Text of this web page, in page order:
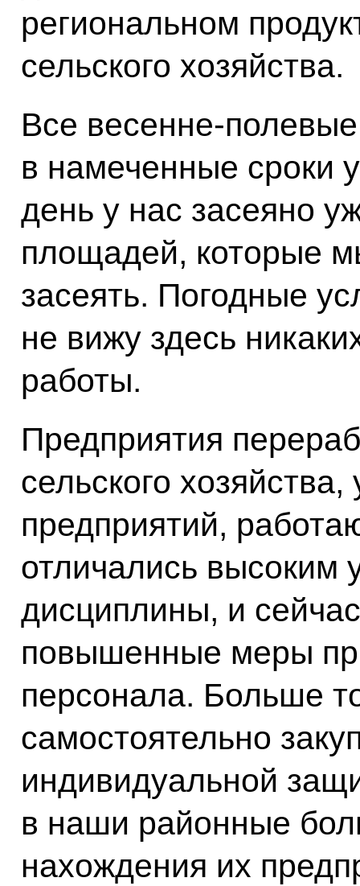
региональном
сельского хозяйства.
Все весенне-
в намеченные сроки
день у нас засеяно
площадей, которые
засеять. Погодные
не вижу здесь
работы.
Предприятия
сельского
предприятий,
отличались высоким
дисциплины, и
повышенные меры
персонала. Больше
самостоятельно
индивидуальной
в наши районные
нахождения их